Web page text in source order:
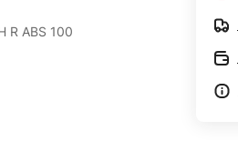
R ABS 100